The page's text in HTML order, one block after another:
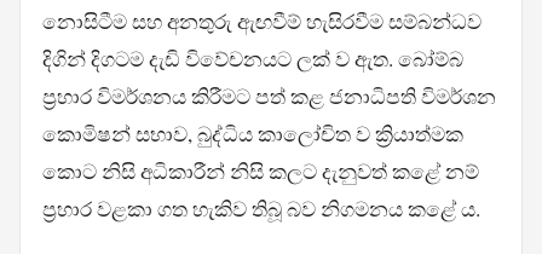
නොසිටීම සහ අනතුරු ඇඟවීම් හැසිරවීම සම්බන්ධව
දිගින් දිගටම දැඩි විවේචනයට ලක් ව ඇත. බෝම්බ
ප්‍රහාර විමර්ශනය කිරීමට පත් කළ ජනාධිපති විමර්ශන
කොමිෂන් සභාව, බුද්ධිය කාලෝචිත ව ක්‍රියාත්මක
කොට නිසි අධිකාරීන් නිසි කලට දැනුවත් කළේ නම්
ප්‍රහාර වළකා ගත හැකිව තිබූ බව නිගමනය කළේ ය.